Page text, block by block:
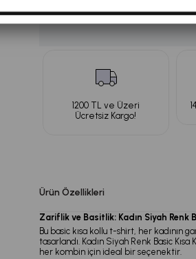
1200 TL ve Üzeri
Ücretsiz Kargo!
Ürün Özellikleri
Zariflik ve Basitlik: Kadın Siyah Renk
Bu basic kısa kollu t-shirt, her kadının
tasarlandı. Kadın Siyah Renk Basic
her kombin için ideal bir seçenektir.